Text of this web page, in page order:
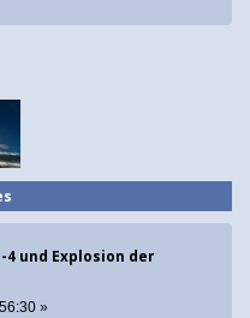
4 und Explosion der
»